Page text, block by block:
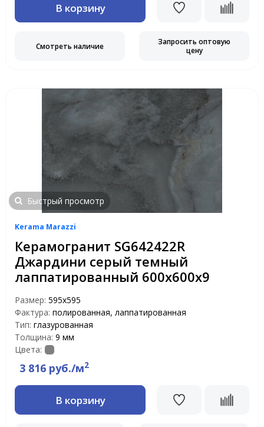
В корзину
Смотреть наличие
Запросить оптовую
цену
Быстрый просмотр
Kerama Marazzi
Керамогранит SG642422R
Джардини серый темный
лаппатированный 600х600х9
Размер: 595x595
Фактура: полированная, лаппатированная
Тип: глазурованная
Толщина: 9 мм
Цвета:
3 816 руб./м2
В корзину